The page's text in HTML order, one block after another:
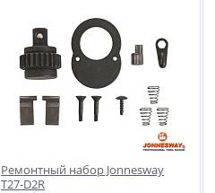
Ремонтный набор Jonnesway
T27-D2R